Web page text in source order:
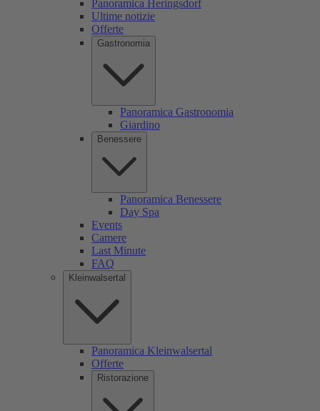
Panoramica Heringsdorf
Ultime notizie
Offerte
Gastronomia
Panoramica Gastronomia
Giardino
Benessere
Panoramica Benessere
Day Spa
Events
Camere
Last Minute
FAQ
Kleinwalsertal
Panoramica Kleinwalsertal
Offerte
Ristorazione